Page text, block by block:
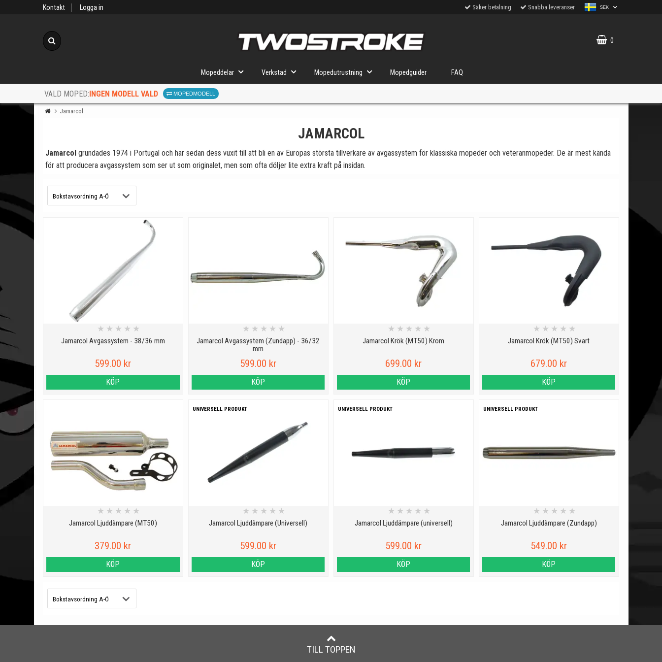
Kontakt Logga in Säker betalning Snabba leveranser SEK
0
Mopeddelar Verkstad Mopedutrustning Mopedguider FAQ
VALD MOPED:INGEN MODELL VALD MOPEDMODELL
VÄLJ MOPEDFÖR RÄTT DELAR
Jamarcol
JAMARCOL
Jamarcol grundades 1974 i Portugal och har sedan dess vuxit till att bli en av Europas största tillverkare av avgassystem för klassiska mopeder och veteranmopeder. De är mest kända
för att producera avgassystem som ser ut som originalet, men som ofta döljer lite extra kraft på insidan.
Jamarcol Avgassystem - 38/36 mm
★ ★ ★ ★ ★
599.00 kr
KÖP
Jamarcol Avgassystem (Zundapp) - 36/32
mm
★ ★ ★ ★ ★
599.00 kr
KÖP
Jamarcol Krök (MT50) Krom
★ ★ ★ ★ ★
699.00 kr
KÖP
Jamarcol Krök (MT50) Svart
★ ★ ★ ★ ★
679.00 kr
KÖP
Jamarcol Ljuddämpare (MT50)
★ ★ ★ ★ ★
379.00 kr
KÖP
UNIVERSELL PRODUKT
Jamarcol Ljuddämpare (Universell)
★ ★ ★ ★ ★
599.00 kr
KÖP
UNIVERSELL PRODUKT
Jamarcol Ljuddämpare (universell)
★ ★ ★ ★ ★
599.00 kr
KÖP
UNIVERSELL PRODUKT
Jamarcol Ljuddämpare (Zundapp)
★ ★ ★ ★ ★
549.00 kr
KÖP
TILL TOPPEN